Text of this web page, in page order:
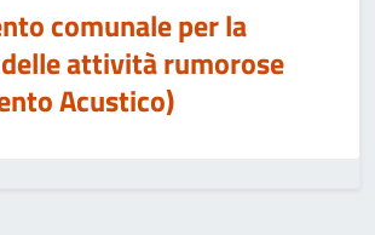
comunale per la
attività rumorose
Acustico)